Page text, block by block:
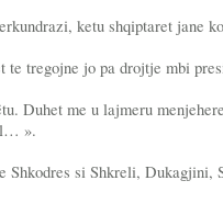
ketu shqiptaret jane
tregojne jo pa drojtje mbi
Duhet me u lajmeru
».
si Shkreli, Dukagjini,